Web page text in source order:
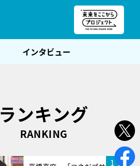
インタビュー
ランキング
RANKING
1